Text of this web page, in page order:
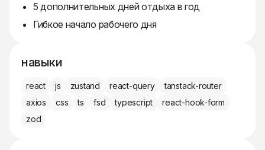
5 дополнительных дней отдыха в год
Гибкое начало рабочего дня
навыки
react js zustand react-query
tanstack-router
axios
css ts fsd typescript
react-hook-form
zod